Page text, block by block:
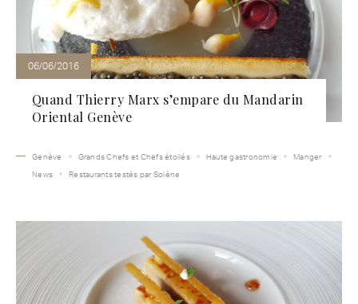
06/06/2016
Quand Thierry Marx s’empare du Mandarin
Oriental Genève
Genève Grands Chefs et Chefs étoilés Haute gastronomie
Manger
News
Restaurants testés par Solène